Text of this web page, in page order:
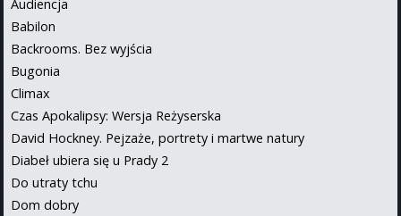
Audiencja
Babilon
Backrooms. Bez wyjścia
Bugonia
Climax
Czas Apokalipsy: Wersja Reżyserska
David Hockney. Pejzaże, portrety i martwe natury
Diabeł ubiera się u Prady 2
Do utraty tchu
Dom dobry